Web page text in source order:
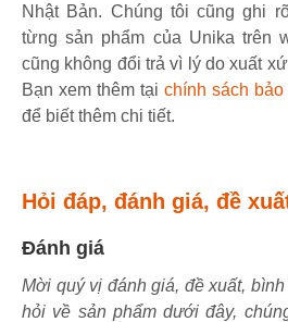
Nhật Bản. Chúng tôi cũng ghi
từng sản phẩm của Unika trên
cũng không đổi trả vì lý do xuất
Bạn xem thêm tại chính sách
để biết thêm chi tiết.
Hỏi đáp, đánh giá, đề
Đánh giá
Mời quý vị đánh giá, đề xuất,
hỏi về sản phẩm dưới đây,